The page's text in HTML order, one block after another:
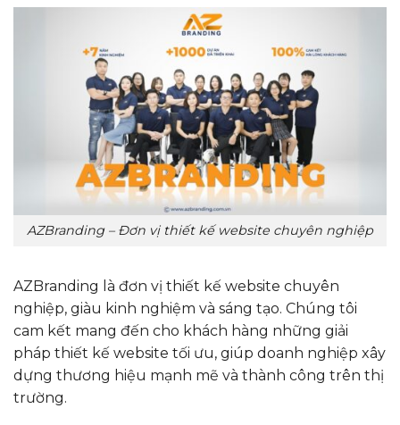
AZBranding – Đơn vị thiết kế website chuyên nghiệp
AZBranding là đơn vị thiết kế website chuyên
nghiệp, giàu kinh nghiệm và sáng tạo. Chúng tôi
cam kết mang đến cho khách hàng những giải
pháp thiết kế website tối ưu, giúp doanh nghiệp xây
dựng thương hiệu mạnh mẽ và thành công trên thị
trường.